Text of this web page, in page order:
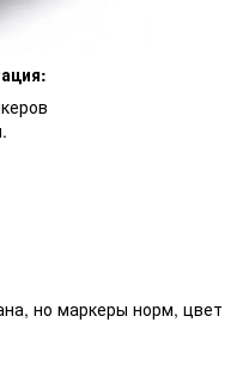
но маркеры норм, цвет